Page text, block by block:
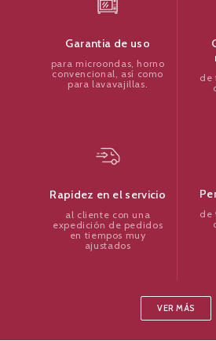
Garantia de uso
para microondas, horno
convencional, así como
para lavavajillas.
de
Rapidez en el servicio
al cliente con una
expedición de pedidos
en tiempos muy
ajustados
de
VER MÁS